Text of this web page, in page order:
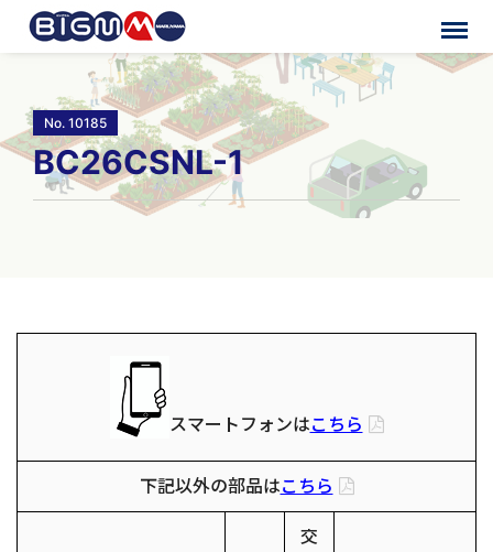
No. 10185
BC26CSNL-1
スマートフォンはこちら
下記以外の部品はこちら
交